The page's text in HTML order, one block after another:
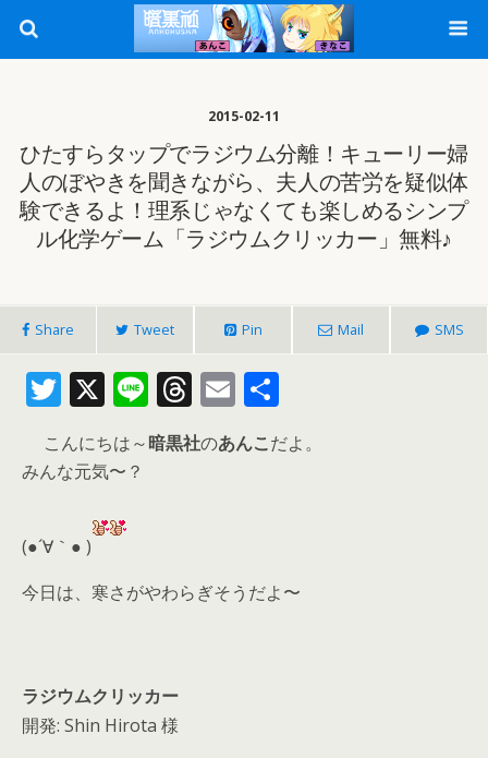
2015-02-11
ひたすらタップでラジウム分離！キューリー婦
人のぼやきを聞きながら、夫人の苦労を疑似体
験できるよ！理系じゃなくても楽しめるシンプ
ル化学ゲーム「ラジウムクリッカー」無料♪
Share Tweet Pin Mail SMS
T
w
itt
er
X Li
n
e
T
h
re
E
m
ai
有
こんにちは～暗黒社のあんこだよ。
みんな元気〜？
(●´∀｀● )
今日は、寒さがやわらぎそうだよ〜
ラジウムクリッカー
開発: Shin Hirota 様